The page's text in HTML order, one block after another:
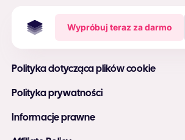
Wypróbuj teraz za darmo
Polityka dotycząca plików cookie
Polityka prywatności
Informacje prawne